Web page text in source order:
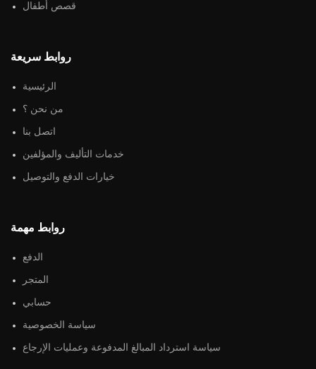
قصص أطفال
روابط سريعة
الرئيسية
من نحن ؟
اتصل بنا
خدمات التأليف والمؤلفين
خيارات الدفع والتوصيل
روابط مهمة
الدفع
المتجر
حسابي
سياسة الخصوصية
سياسة استرداد المبالغ المدفوعة وعمليات الإرجاع